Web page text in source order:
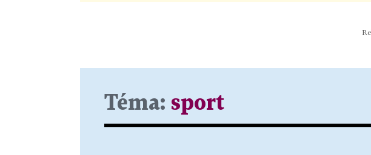
Téma: sport